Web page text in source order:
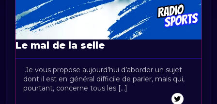
Le mal de la selle
Je vous propose aujourd’hui d’aborder un sujet
dont il est en général difficile de parler, mais qui,
pourtant, concerne tous les [...]